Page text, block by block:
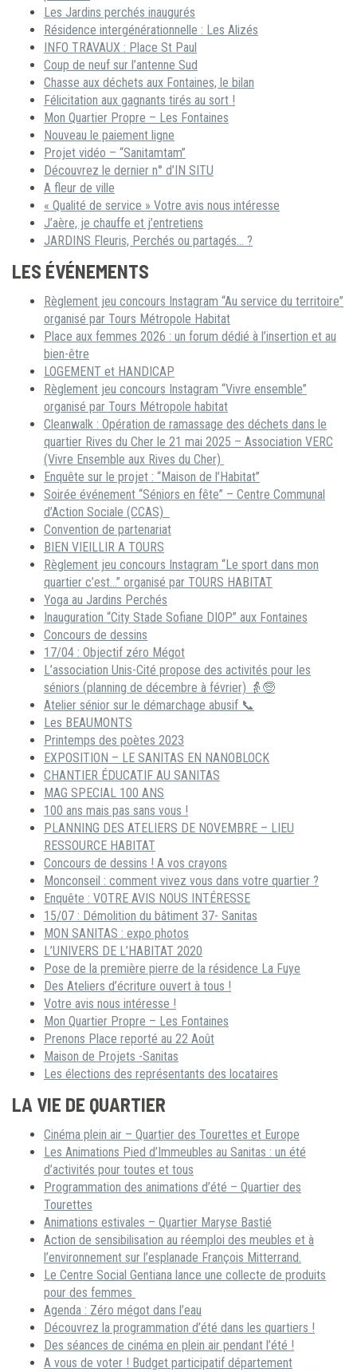
Les Jardins perchés inaugurés
Résidence intergénérationnelle : Les Alizés
INFO TRAVAUX : Place St Paul
Coup de neuf sur l’antenne Sud
Chasse aux déchets aux Fontaines, le bilan
Félicitation aux gagnants tirés au sort !
Mon Quartier Propre – Les Fontaines
Nouveau le paiement ligne
Projet vidéo – “Sanitamtam”
Découvrez le dernier n° d’IN SITU
A fleur de ville
« Qualité de service » Votre avis nous intéresse
J’aère, je chauffe et j’entretiens
JARDINS Fleuris, Perchés ou partagés… ?
LES ÉVÉNEMENTS
Règlement jeu concours Instagram “Au service du territoire”
organisé par Tours Métropole Habitat
Place aux femmes 2026 : un forum dédié à l’insertion et au
bien-être
LOGEMENT et HANDICAP
Règlement jeu concours Instagram “Vivre ensemble”
organisé par Tours Métropole habitat
Cleanwalk : Opération de ramassage des déchets dans le
quartier Rives du Cher le 21 mai 2025 – Association VERC
(Vivre Ensemble aux Rives du Cher)
Enquête sur le projet : “Maison de l’Habitat”
Soirée événement “Séniors en fête” – Centre Communal
d’Action Sociale (CCAS)
Convention de partenariat
BIEN VIEILLIR A TOURS
Règlement jeu concours Instagram “Le sport dans mon
quartier c’est…” organisé par TOURS HABITAT
Yoga au Jardins Perchés
Inauguration “City Stade Sofiane DIOP” aux Fontaines
Concours de dessins
17/04 : Objectif zéro Mégot
L’association Unis-Cité propose des activités pour les
séniors (planning de décembre à février) 👵🧓
Atelier sénior sur le démarchage abusif 📞
Les BEAUMONTS
Printemps des poètes 2023
EXPOSITION – LE SANITAS EN NANOBLOCK
CHANTIER ÉDUCATIF AU SANITAS
MAG SPECIAL 100 ANS
100 ans mais pas sans vous !
PLANNING DES ATELIERS DE NOVEMBRE – LIEU
RESSOURCE HABITAT
Concours de dessins ! A vos crayons
Monconseil : comment vivez vous dans votre quartier ?
Enquête : VOTRE AVIS NOUS INTÉRESSE
15/07 : Démolition du bâtiment 37- Sanitas
MON SANITAS : expo photos
L’UNIVERS DE L’HABITAT 2020
Pose de la première pierre de la résidence La Fuye
Des Ateliers d’écriture ouvert à tous !
Votre avis nous intéresse !
Mon Quartier Propre – Les Fontaines
Prenons Place reporté au 22 Août
Maison de Projets -Sanitas
Les élections des représentants des locataires
LA VIE DE QUARTIER
Cinéma plein air – Quartier des Tourettes et Europe
Les Animations Pied d’Immeubles au Sanitas : un été
d’activités pour toutes et tous
Programmation des animations d’été – Quartier des
Tourettes
Animations estivales – Quartier Maryse Bastié
Action de sensibilisation au réemploi des meubles et à
l’environnement sur l’esplanade François Mitterrand.
Le Centre Social Gentiana lance une collecte de produits
pour des femmes
Agenda : Zéro mégot dans l’eau
Découvrez la programmation d’été dans les quartiers !
Des séances de cinéma en plein air pendant l’été !
A vous de voter ! Budget participatif département